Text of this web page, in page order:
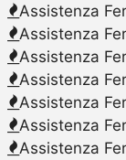
Assistenza
Assistenza
Assistenza
Assistenza
Assistenza
Assistenza
Assistenza